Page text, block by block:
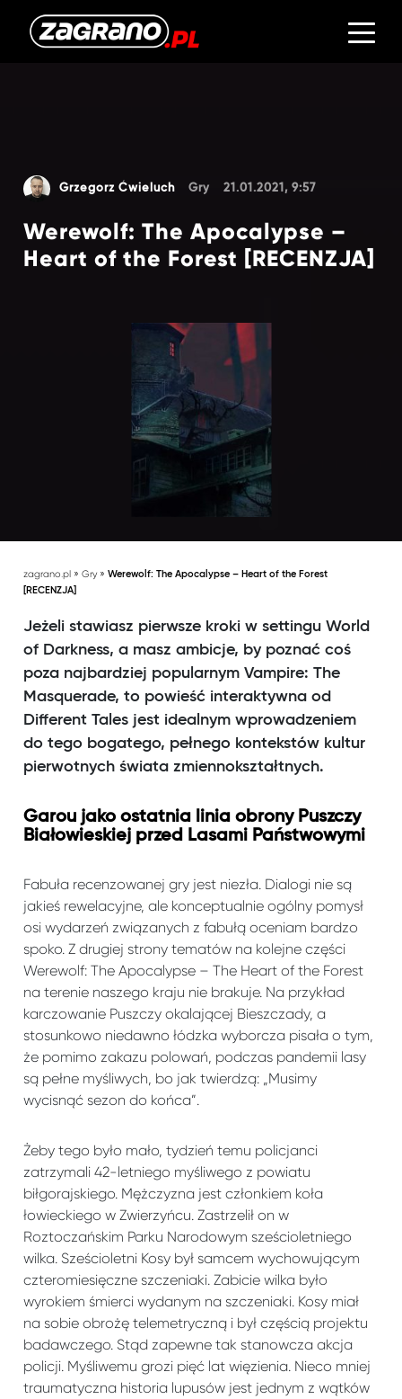
Grzegorz Ćwieluch Gry 21.01.2021, 9:57
Werewolf: The Apocalypse –
Heart of the Forest [RECENZJA]
zagrano.pl »Gry»Werewolf: The Apocalypse – Heart of the Forest
[RECENZJA]
Jeżeli stawiasz pierwsze kroki w settingu World
of Darkness, a masz ambicje, by poznać coś
poza najbardziej popularnym Vampire: The
Masquerade, to powieść interaktywna od
Different Tales jest idealnym wprowadzeniem
do tego bogatego, pełnego kontekstów kultur
pierwotnych świata zmiennokształtnych.
Garou jako ostatnia linia obrony Puszczy
Białowieskiej przed Lasami Państwowymi
Fabuła recenzowanej gry jest niezła. Dialogi nie są
jakieś rewelacyjne, ale konceptualnie ogólny pomysł
osi wydarzeń związanych z fabułą oceniam bardzo
spoko. Z drugiej strony tematów na kolejne części
Werewolf: The Apocalypse – The Heart of the Forest
na terenie naszego kraju nie brakuje. Na przykład
karczowanie Puszczy okalającej Bieszczady, a
stosunkowo niedawno łódzka wyborcza pisała o tym,
że pomimo zakazu polowań, podczas pandemii lasy
są pełne myśliwych, bo jak twierdzą: „Musimy
wycisnąć sezon do końca”.
Żeby tego było mało, tydzień temu policjanci
zatrzymali 42-letniego myśliwego z powiatu
biłgorajskiego. Mężczyzna jest członkiem koła
łowieckiego w Zwierzyńcu. Zastrzelił on w
Roztoczańskim Parku Narodowym sześcioletniego
wilka. Sześcioletni Kosy był samcem wychowującym
czteromiesięczne szczeniaki. Zabicie wilka było
wyrokiem śmierci wydanym na szczeniaki. Kosy miał
na sobie obrożę telemetryczną i był częścią projektu
badawczego. Stąd zapewne tak stanowcza akcja
policji. Myśliwemu grozi pięć lat więzienia. Nieco mniej
traumatyczna historia lupusów jest jednym z wątków